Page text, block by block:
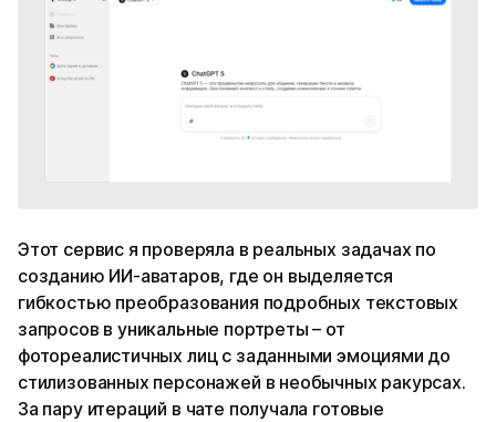
Этот сервис я проверяла в реальных задачах по
созданию ИИ-аватаров, где он выделяется
гибкостью преобразования подробных текстовых
запросов в уникальные портреты – от
фотореалистичных лиц с заданными эмоциями до
стилизованных персонажей в необычных ракурсах.
За пару итераций в чате получала готовые